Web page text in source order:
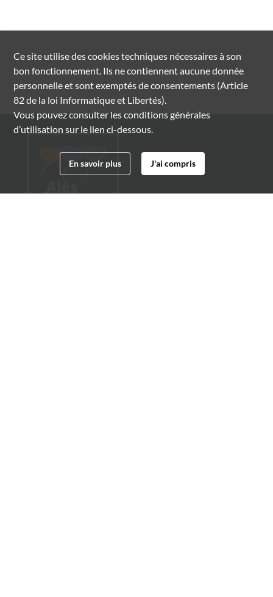
Ce site utilise descookiestechniques nécessaires à son
bon fonctionnement. Ils ne contiennent aucune donnée
personnelle et sont exemptés de consentements (Article
82 de la loi Informatique et Libertés).
Vous pouvez consulter les conditions générales
d’utilisation sur le lien ci-dessous.
En savoir plus J'ai compris